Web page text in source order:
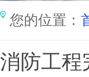
您的位置：
消防工程